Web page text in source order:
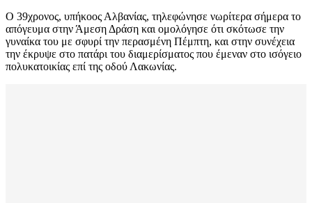
Ο 39χρονος, υπήκοος Αλβανίας, τηλεφώνησε νωρίτερα σήμερα το
απόγευμα στην Άμεση Δράση και ομολόγησε ότι σκότωσε την
γυναίκα του με σφυρί την περασμένη Πέμπτη, και στην συνέχεια
την έκρυψε στο πατάρι του διαμερίσματος που έμεναν στο ισόγειο
πολυκατοικίας επί της οδού Λακωνίας.